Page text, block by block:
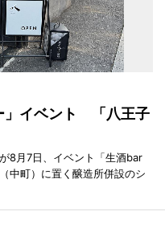
」イベント 「八王子
8月7日、イベント「生酒bar
中町）に置く醸造所併設のシ